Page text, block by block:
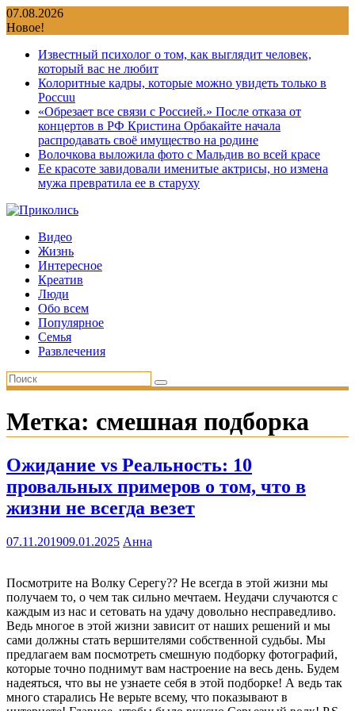
Перейти
к
07.08.2026
Новое!
Известный психолог о том, как выглядит человек,
который вас не любит
Колоритные кадры, которые можно увидеть только в
Россuu
«Обрезает все связи с Россией.» После отказа от
концертов в РФ Кристина Орбакайте начала
распродавать своё имущество на родине
Волочкова выложила фото с Мальдив во всей красе
Ее красоте завидовали именитые актрисы, но измена
мужа превратила ее в старуху
Видео
Жизнь
Интересное
Креатив
Люди
Обо всем
Популярное
Семья
Развлечения
Метка: смешная подборка
Ожидание vs Реальность: 10
провальных примеров о том, что в
жизни не всегда везет
07.11.201909.01.2025 Анна
Посмотрите на Волку Серегу?? Не всегда в этой жизни мы
получаем то, о чем так сильно мечтаем. Неудачи случаются с
каждым из нас и сетовать на удачу довольно несправедливо.
Ведь многое в этой жизни зависит от наших решений и мы
сами должны стать вершителями собственной судьбы. Мы
предлагаем вам посмотреть смешную подборку фотографий,
которые точно поднимут вам настроение на весь день. Будем
надеяться, что вы не узнаете себя в этой подборке! А ведь так
много старались Не верьте всему, что показывают в